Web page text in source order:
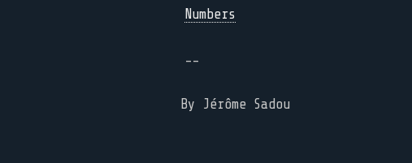
Numbers
--
By Jérôme Sadou